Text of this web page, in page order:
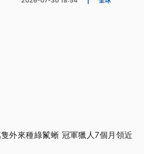
外來種綠鬣蜥 冠軍獵人7個月領近